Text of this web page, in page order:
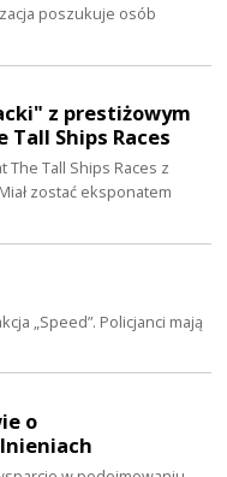
poszukuje osób
z prestiżowym
Ships Races
The Tall Ships Races z
zostać eksponatem
„Speed”. Policjanci mają
o